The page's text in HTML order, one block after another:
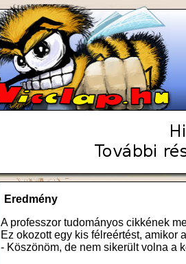
Eredmény
A professzor tudományos cikkének
Ez okozott egy kis félreértést, amikor
- Köszönöm, de nem sikerült volna a